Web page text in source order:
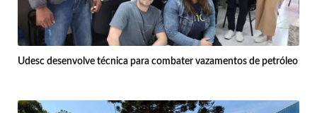
Udesc desenvolve técnica para combater vazamentos de petróleo